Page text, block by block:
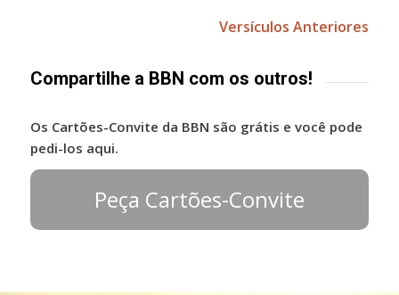
Versículos Anteriores
Compartilhe a BBN com os outros!
Os Cartões-Convite da BBN são grátis e você pode
pedi-los aqui.
Peça Cartões-Convite